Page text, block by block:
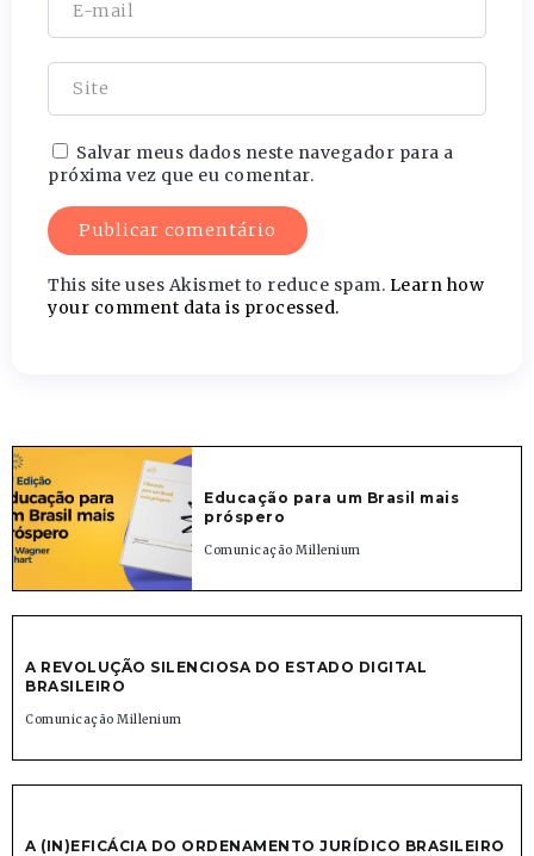
Salvar meus dados neste navegador para a
próxima vez que eu comentar.
This site uses Akismet to reduce spam. Learn how
your comment data is processed.
Educação para um Brasil mais
próspero
Comunicação Millenium
A REVOLUÇÃO SILENCIOSA DO ESTADO DIGITAL
BRASILEIRO
Comunicação Millenium
A (IN)EFICÁCIA DO ORDENAMENTO JURÍDICO BRASILEIRO